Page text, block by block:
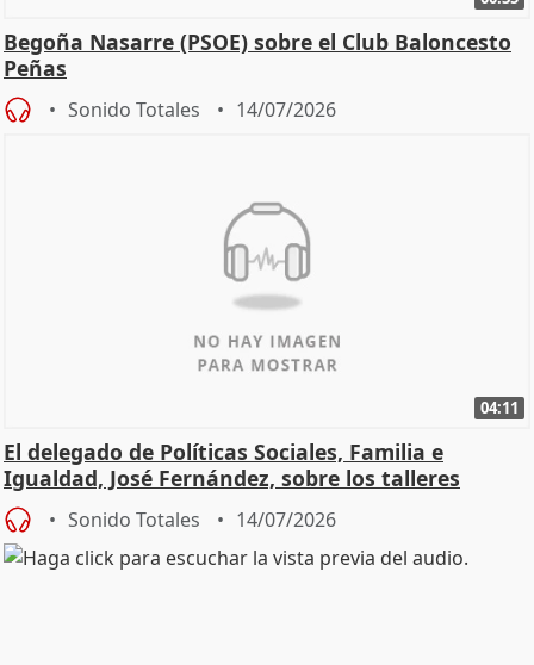
Begoña Nasarre (PSOE) sobre el Club Baloncesto
Peñas
Sonido Totales 14/07/2026
04:11
El delegado de Políticas Sociales, Familia e
Igualdad, José Fernández, sobre los talleres
Sonido Totales 14/07/2026